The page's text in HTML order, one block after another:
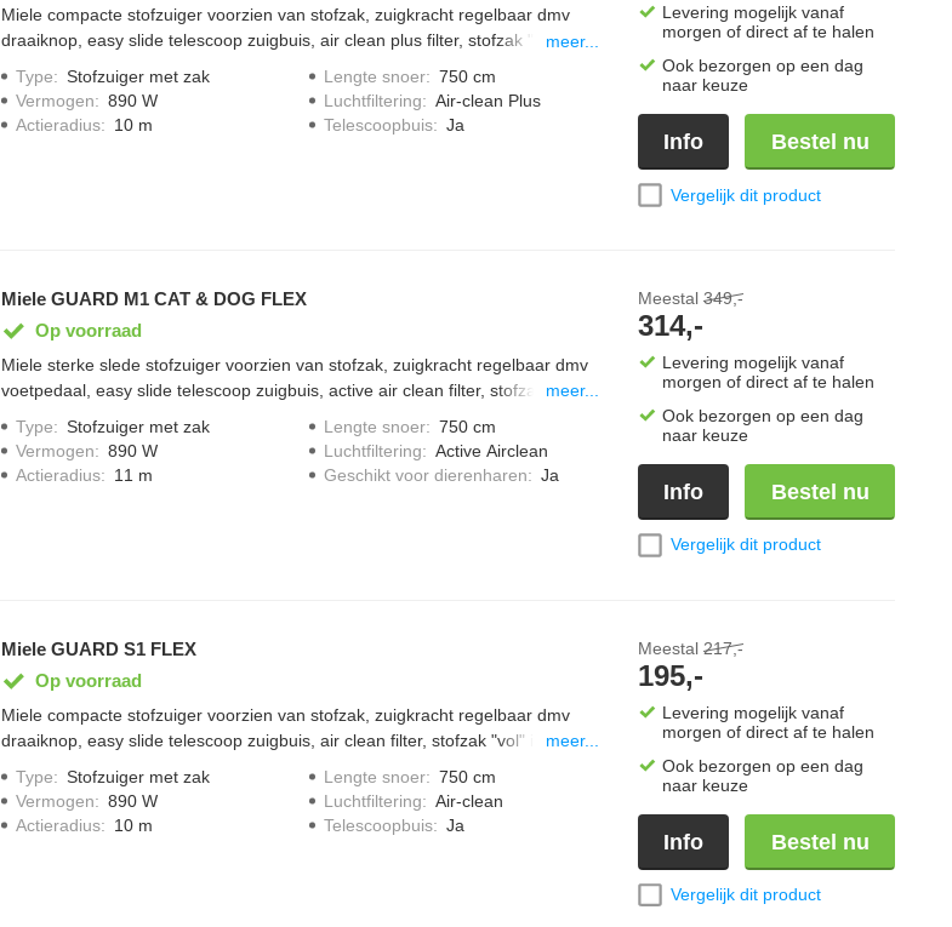
Miele compacte stofzuiger voorzien van stofzak, zuigkracht regelbaar dmv
draaiknop, easy slide telescoop zuigbuis, air clean plus filter, stofzak "vol"
indicator, speciale parketborstel (SBB 400) meegeleverd, accessoires handig
op te bergen aan varioclip op zuigbuis, bij vol vermogen een gereduceerd
geluidsniveau van 78 decibel, SBD 355-3 vloerborstel meegeleverd,
meer...
Type: Stofzuiger met zak
Vermogen: 890 W
Actieradius: 10 m
Lengte snoer: 750 cm
Luchtfiltering: Air-clean Plus
Telescoopbuis: Ja
Levering mogelijk vanaf
morgen of direct af te halen
Ook bezorgen op een dag
naar keuze
Info Bestel nu
Vergelijk dit product
Miele GUARD M1 CAT & DOG FLEX
Op voorraad
Miele sterke slede stofzuiger voorzien van stofzak, zuigkracht regelbaar dmv
voetpedaal, easy slide telescoop zuigbuis, active air clean filter, stofzak "vol"
gereduceerd geluidsniveau van 77 decibel, SBD 365-3 vloerborstel, een STB
305-3 dierenharen borstel en een flexibele kierenzuiger (SFD 20)
meer...
Type: Stofzuiger met zak
Vermogen: 890 W
Actieradius: 11 m
Lengte snoer: 750 cm
Luchtfiltering: Active Airclean
Geschikt voor dierenharen: Ja
Meestal 349,-
314,-
Levering mogelijk vanaf
morgen of direct af te halen
Ook bezorgen op een dag
naar keuze
Info Bestel nu
Vergelijk dit product
Miele GUARD S1 FLEX
Op voorraad
Miele compacte stofzuiger voorzien van stofzak, zuigkracht regelbaar dmv
draaiknop, easy slide telescoop zuigbuis, air clean filter, stofzak "vol" indicator,
bergen aan varioclip op zuigbuis, bij vol vermogen een gereduceerd
geluidsniveau van 78 decibel, SBD 355-3 vloerborstel meegeleverd,
meer...
Type: Stofzuiger met zak
Vermogen: 890 W
Actieradius: 10 m
Lengte snoer: 750 cm
Luchtfiltering: Air-clean
Telescoopbuis: Ja
Meestal 217,-
195,-
Levering mogelijk vanaf
morgen of direct af te halen
Ook bezorgen op een dag
naar keuze
Info Bestel nu
Vergelijk dit product